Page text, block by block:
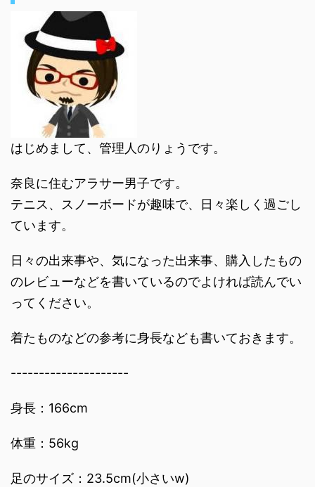
はじめまして、管理人のりょうです。
奈良に住むアラサー男子です。
テニス、スノーボードが趣味で、日々楽しく過ごし
ています。
日々の出来事や、気になった出来事、購入したもの
のレビューなどを書いているのでよければ読んでい
ってください。
着たものなどの参考に身長なども書いておきます。
---------------------
身長：166cm
体重：56kg
足のサイズ：23.5cm(小さいw)